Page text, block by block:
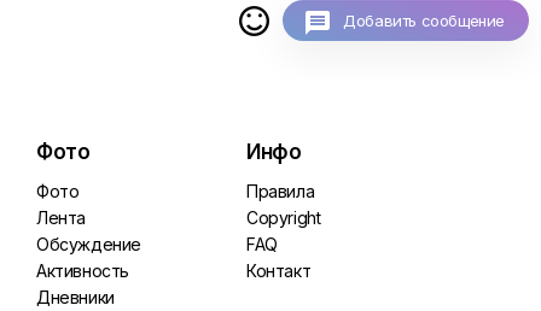
 Добавить сообщение
Фото
Фото
Лента
Обсуждение
Активность
Дневники
Инфо
Правила
Copyright
FAQ
Контакт